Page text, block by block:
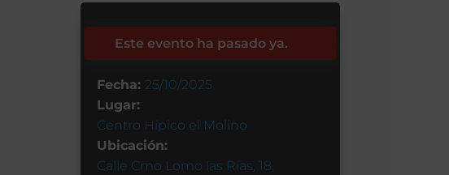
Este evento ha pasado ya.
Fecha: 25/10/2025
Lugar:
Centro Hípico el Molino
Ubicación:
Calle Cmo Lomo las Rías, 18,